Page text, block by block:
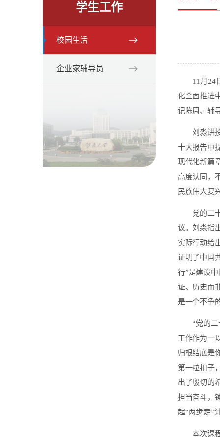
学生工作
校园生活
企业家辅导员
11月24
化全面推进
记陈周、辅
刘淼讲
十大报告中
现代化新篇
高度认同，
民族伟大复
党的二
议。刘淼指
实际行动给
证明了中国
行”是建设
证、历史而
是一个不争
“党的
工作作为一
归根结底是
第一粒扣子
出了殷切的
担当奋斗，
起“两步走”
本次课